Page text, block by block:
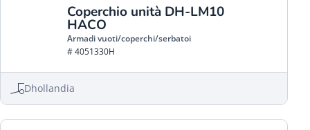
Coperchio unità DH-LM10
HACO
Armadi vuoti/coperchi/serbatoi
# 4051330H
Dhollandia